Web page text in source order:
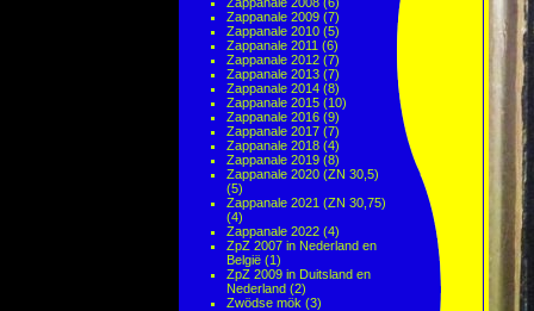
Zappanale 2009 (7)
Zappanale 2010 (5)
Zappanale 2011 (6)
Zappanale 2012 (7)
Zappanale 2013 (7)
Zappanale 2014 (8)
Zappanale 2015 (10)
Zappanale 2016 (9)
Zappanale 2017 (7)
Zappanale 2018 (4)
Zappanale 2019 (8)
Zappanale 2020 (ZN 30,5)
(5)
Zappanale 2021 (ZN 30,75)
(4)
Zappanale 2022 (4)
ZpZ 2007 in Nederland en
België (1)
ZpZ 2009 in Duitsland en
Nederland (2)
Zwödse mök (3)